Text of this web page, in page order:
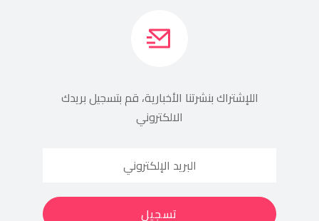
اللإشتراك بنشرتنا الأخبارية، قم بتسجيل بريدك
الالكتروني